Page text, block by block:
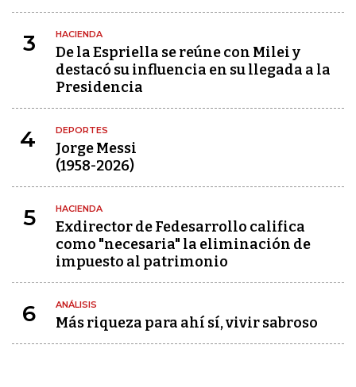
3 HACIENDA
De la Espriella se reúne con Milei y
destacó su influencia en su llegada a la
Presidencia
4 DEPORTES
Jorge Messi
(1958-2026)
5 HACIENDA
Exdirector de Fedesarrollo califica
como "necesaria" la eliminación de
impuesto al patrimonio
6 ANÁLISIS
Más riqueza para ahí sí, vivir sabroso